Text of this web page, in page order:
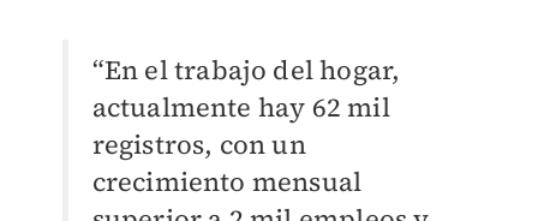
“En el trabajo del hogar,
actualmente hay 62 mil
registros, con un
crecimiento mensual